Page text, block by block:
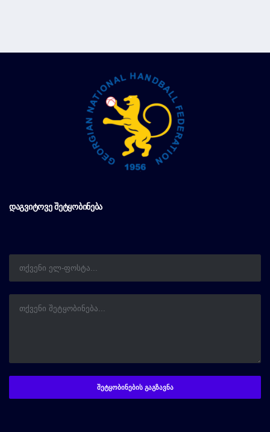
ᲓᲐᲒᲕᲘᲢᲝᲕᲔ ᲨᲔᲢᲧᲝᲑᲘᲜᲔᲑᲐ